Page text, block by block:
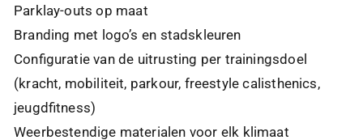
Parklay-outs op maat
Branding met logo’s en stadskleuren
Configuratie van de uitrusting per trainingsdoel
(kracht, mobiliteit, parkour, freestyle calisthenics,
jeugdfitness)
Weerbestendige materialen voor elk klimaat